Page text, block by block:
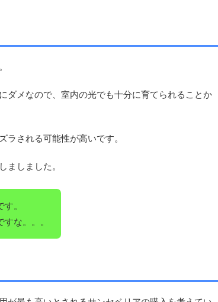
ダメなので、室内の光でも十分に育てられることか
ラされる可能性が高いです。
ましました。
。
な。。。